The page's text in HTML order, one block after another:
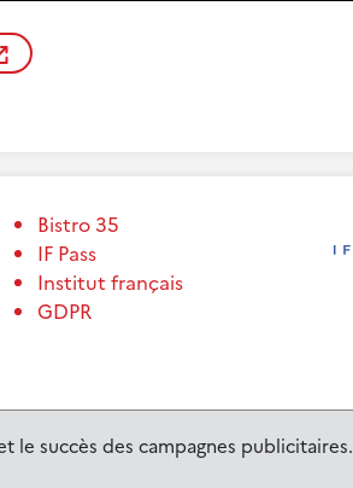
succès des campagnes publicitaires.
Bistro 35
IF Pass
Institut français
GDPR